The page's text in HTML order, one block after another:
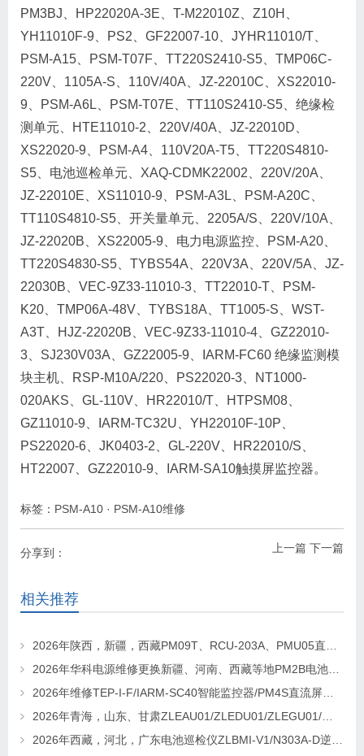
PM3BJ、HP22020A-3E、T-M22010Z、Z10H、
YH11010F-9、PS2、GF22007-10、JYHR11010/T、
PSM-A15、PSM-T07F、TT220S2410-S5、TMP06C-
220V、1105A-S、110V/40A、JZ-22010C、XS22010-
9、PSM-A6L、PSM-T07E、TT110S2410-S5、绝缘检
测单元、HTE11010-2、220V/40A、JZ-22010D、
XS22020-9、PSM-A4、110V20A-T5、TT220S4810-
S5、电池巡检单元、XAQ-CDMK22002、220V/20A、
JZ-22010E、XS11010-9、PSM-A3L、PSM-A20C、
TT110S4810-S5、开关量单元、2205A/S、220V/10A、
JZ-22020B、XS22005-9、电力电源监控、PSM-A20、
TT220S4830-S5、TYBS54A、220V3A、220V/5A、JZ-
22030B、VEC-9Z33-11010-3、TT22010-T、PSM-
K20、TMP06A-48V、TYBS18A、TT1005-S、WST-
A3T、HJZ-22020B、VEC-9Z33-11010-4、GZ22010-
3、SJ230V03A、GZ22005-9、IARM-FC60 绝缘监测模
块主机、RSP-M10A/220、PS22020-3、NT1000-
020AKS、GL-110V、HR22010/T、HTPSM08、
GZ11010-9、IARM-TC32U、YH22010F-10P、
PS22020-6、JK0403-2、GL-220V、HR22010/S、
HT22007、GZ22010-9、IARM-SA10触摸屏监控器。
标签： PSM-A10 · PSM-A10维修
上一篇 下一篇
分享到：
相关推荐